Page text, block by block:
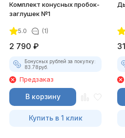
Комплект конусных пробок-
заглушек №1
5.0 (1)
2 790 ₽
Бонусных рублей за покупку:
83.78руб.
Предзаказ
В корзину
Купить в 1 клик